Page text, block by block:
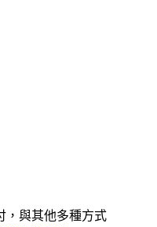
，與其他多種方式